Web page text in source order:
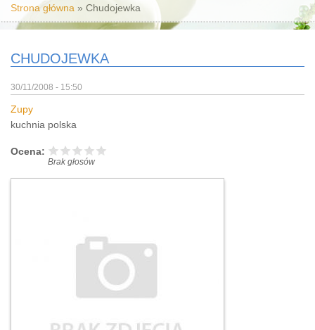
Strona główna » Chudojewka
CHUDOJEWKA
30/11/2008 - 15:50
Zupy
kuchnia polska
Ocena:
Brak głosów